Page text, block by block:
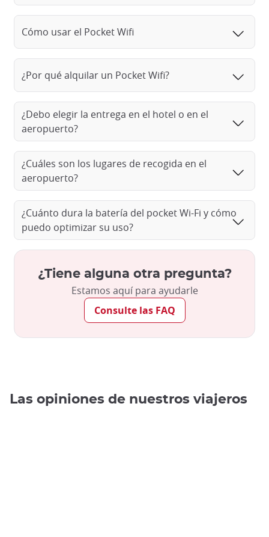
Cómo usar el Pocket Wifi
¿Por qué alquilar un Pocket Wifi?
¿Debo elegir la entrega en el hotel o en el
aeropuerto?
¿Cuáles son los lugares de recogida en el
aeropuerto?
¿Cuánto dura la batería del pocket Wi-Fi y cómo
puedo optimizar su uso?
¿Tiene alguna otra pregunta?
Estamos aquí para ayudarle
Consulte las FAQ
Las opiniones de nuestros viajeros